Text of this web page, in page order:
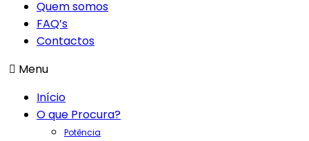
Quem somos
FAQ’s
Contactos
Menu
Início
O que Procura?
Potência